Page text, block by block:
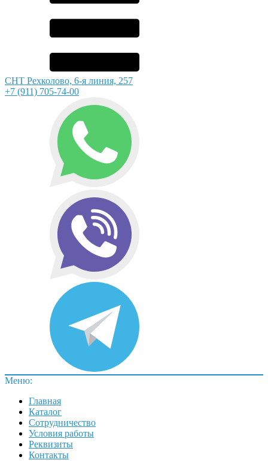
СНТ Рехколово, 6-я линия, 257
+7 (911) 705-74-00
Меню:
Главная
Каталог
Сотрудничество
Условия работы
Реквизиты
Контакты